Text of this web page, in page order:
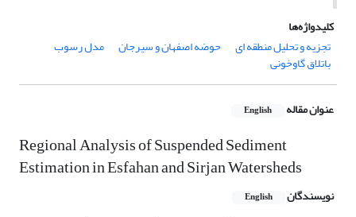
کلیدواژه‌ها
تجزیه و تحلیل منطقه ای
حوضه اصفهان و سیرجان مدل رسوب
باتلاق گاوخونی
عنوان مقاله English
Regional Analysis of Suspended Sediment
Estimation in Esfahan and Sirjan Watersheds
نویسندگان English